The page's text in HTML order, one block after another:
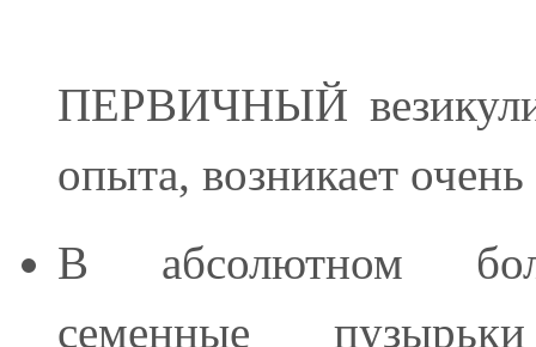
ПЕРВИЧНЫЙ
опыта, возникает
В абсолютном
семенные